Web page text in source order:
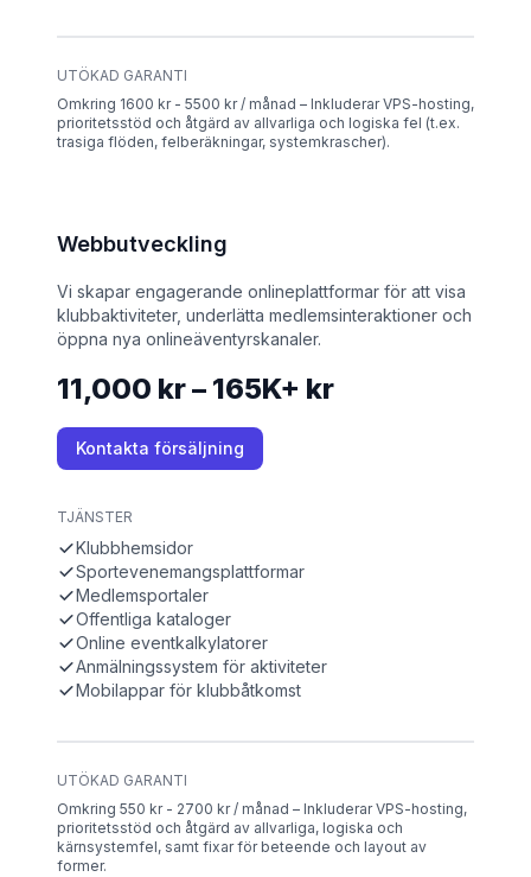
UTÖKAD GARANTI
Omkring 1600 kr - 5500 kr / månad – Inkluderar VPS-hosting,
prioritetsstöd och åtgärd av allvarliga och logiska fel (t.ex.
trasiga flöden, felberäkningar, systemkrascher).
Webbutveckling
Vi skapar engagerande onlineplattformar för att visa
klubbaktiviteter, underlätta medlemsinteraktioner och
öppna nya onlineäventyrskanaler.
11,000 kr – 165K+ kr
Kontakta försäljning
TJÄNSTER
Klubbhemsidor
Sportevenemangsplattformar
Medlemsportaler
Offentliga kataloger
Online eventkalkylatorer
Anmälningssystem för aktiviteter
Mobilappar för klubbåtkomst
UTÖKAD GARANTI
Omkring 550 kr - 2700 kr / månad – Inkluderar VPS-hosting,
prioritetsstöd och åtgärd av allvarliga, logiska och
kärnsystemfel, samt fixar för beteende och layout av
former.